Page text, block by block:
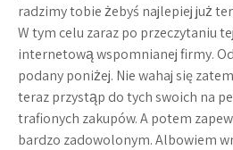
radzimy tobie żebyś najlepiej już
W tym celu zaraz po przeczytaniu
internetową wspomnianej firmy.
podany poniżej. Nie wahaj się
teraz przystąp do tych swoich na
trafionych zakupów. A potem
bardzo zadowolonym. Albowiem